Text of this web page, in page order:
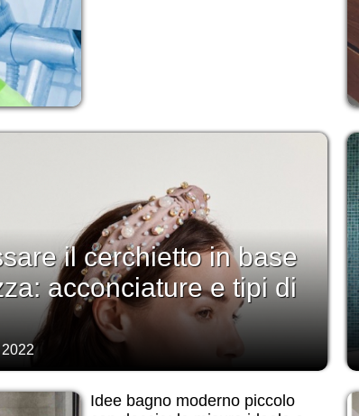
il cerchietto in base
acconciature e tipi di
Idee bagno moderno piccolo